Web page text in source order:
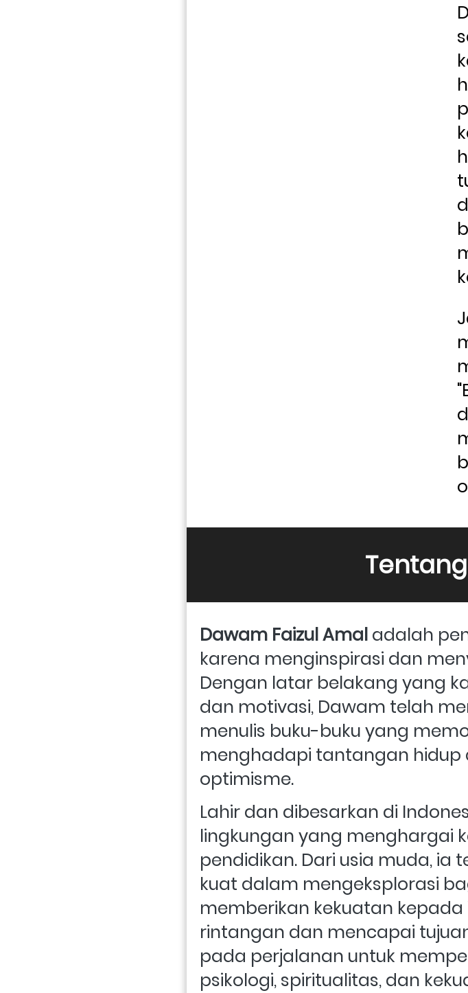
Dawam Faizul Amal adalah
karena menginspirasi dan
Dengan latar belakang yang
dan motivasi, Dawam telah
menulis buku-buku yang
menghadapi tantangan
optimisme.
Lahir dan dibesarkan di
lingkungan yang menghargai
pendidikan. Dari usia muda, ia
kuat dalam mengeksplorasi
memberikan kekuatan
rintangan dan mencapai
pada perjalanan untuk
psikologi, spiritualitas, dan